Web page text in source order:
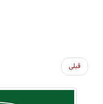
قبلی